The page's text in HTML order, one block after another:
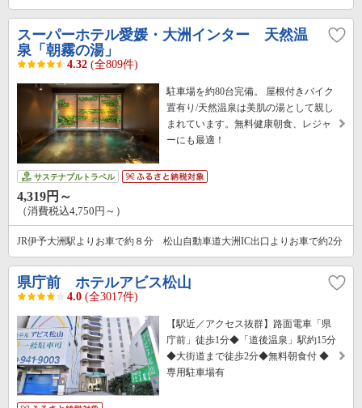
スーパーホテル愛媛・大洲インター 天然温
泉「朝霧の湯」
4.32 (全809件)
駐車場を約80台完備。 屋根付きバイク
置有り/天然温泉は美肌の湯として親し
まれています。無料健康朝食、レジャ
ーにも最適！
サステナブルトラベル
4,319円～
（消費税込4,750円～）
JR伊予大洲駅よりお車で約８分 松山自動車道大洲IC出口よりお車で約2分
県庁前 ホテルアビス松山
4.0 (全3017件)
【駅近／アクセス抜群】路面電車「県
庁前」徒歩1分◆「道後温泉」駅約15分
◆大街道まで徒歩2分◆無料朝食付 ◆
専用駐車場有